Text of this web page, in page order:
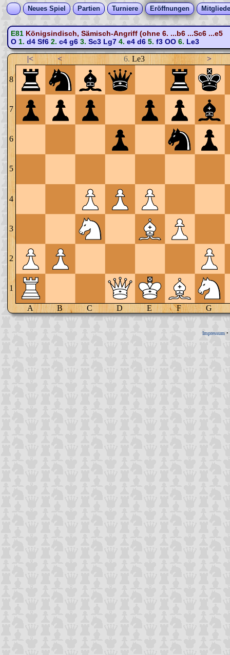
Neues Spiel Partien Turniere Eröffnungen
E81 Königsindisch, Sämisch-Angriff (ohne 6. ...b6 ...Sc6 ...e5
O1. d4 Sf62. c4 g63. Sc3 Lg74. e4 d65. f3 OO6. Le3
|< < 6. Le3 >
8
7
6
5
4
3
2
1
A B C D E F G
Impressum •